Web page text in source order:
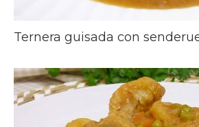
Ternera guisada con